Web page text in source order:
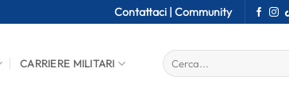
Contattaci | Community
CARRIERE MILITARI